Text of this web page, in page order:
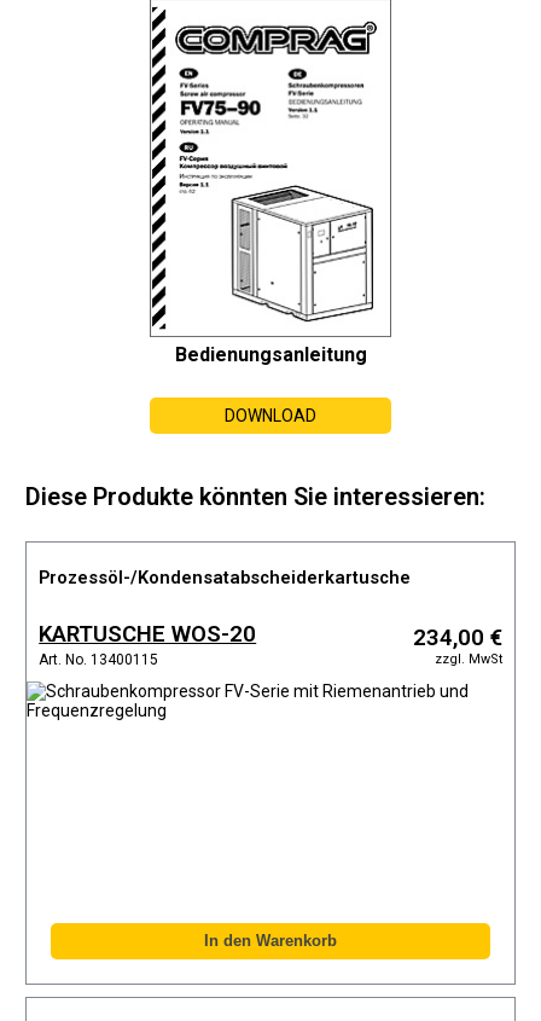
Bedienungsanleitung
DOWNLOAD
Diese Produkte könnten Sie interessieren:
Prozessöl-/Kondensatabscheiderkartusche
KARTUSCHE WOS-20
Art. No. 13400115
234,00 €
zzgl. MwSt